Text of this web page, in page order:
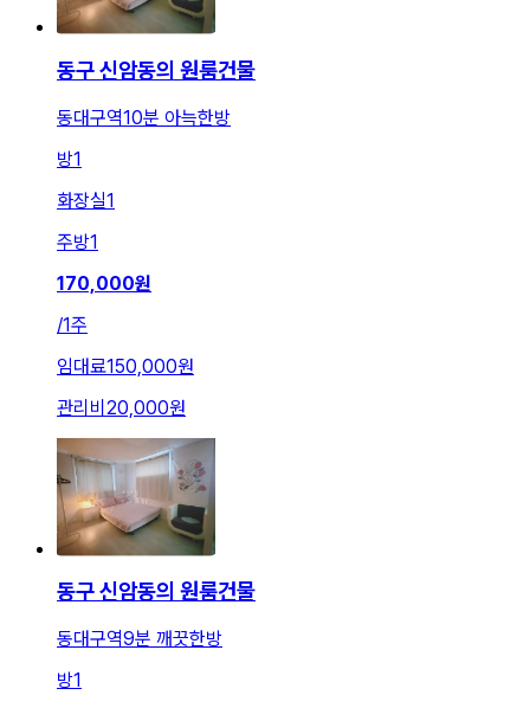
동구 신암동의 원룸건물
동대구역10분 아늑한방
방1
화장실1
주방1
170,000원
/1주
임대료150,000원
관리비 20,000원
동구 신암동의 원룸건물
동대구역9분 깨끗한방
방1